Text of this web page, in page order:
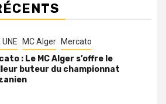
MC Alger Mercato
: Le MC Alger s’offre le
buteur du championnat